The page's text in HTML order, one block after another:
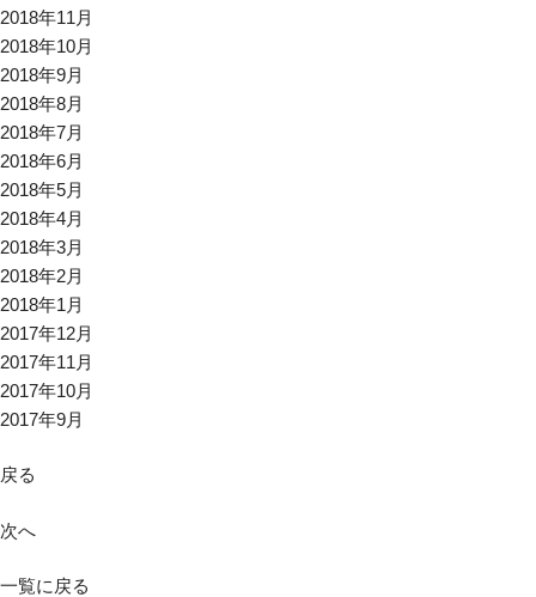
2018年11月
2018年10月
2018年9月
2018年8月
2018年7月
2018年6月
2018年5月
2018年4月
2018年3月
2018年2月
2018年1月
2017年12月
2017年11月
2017年10月
2017年9月
戻る
次へ
一覧に戻る